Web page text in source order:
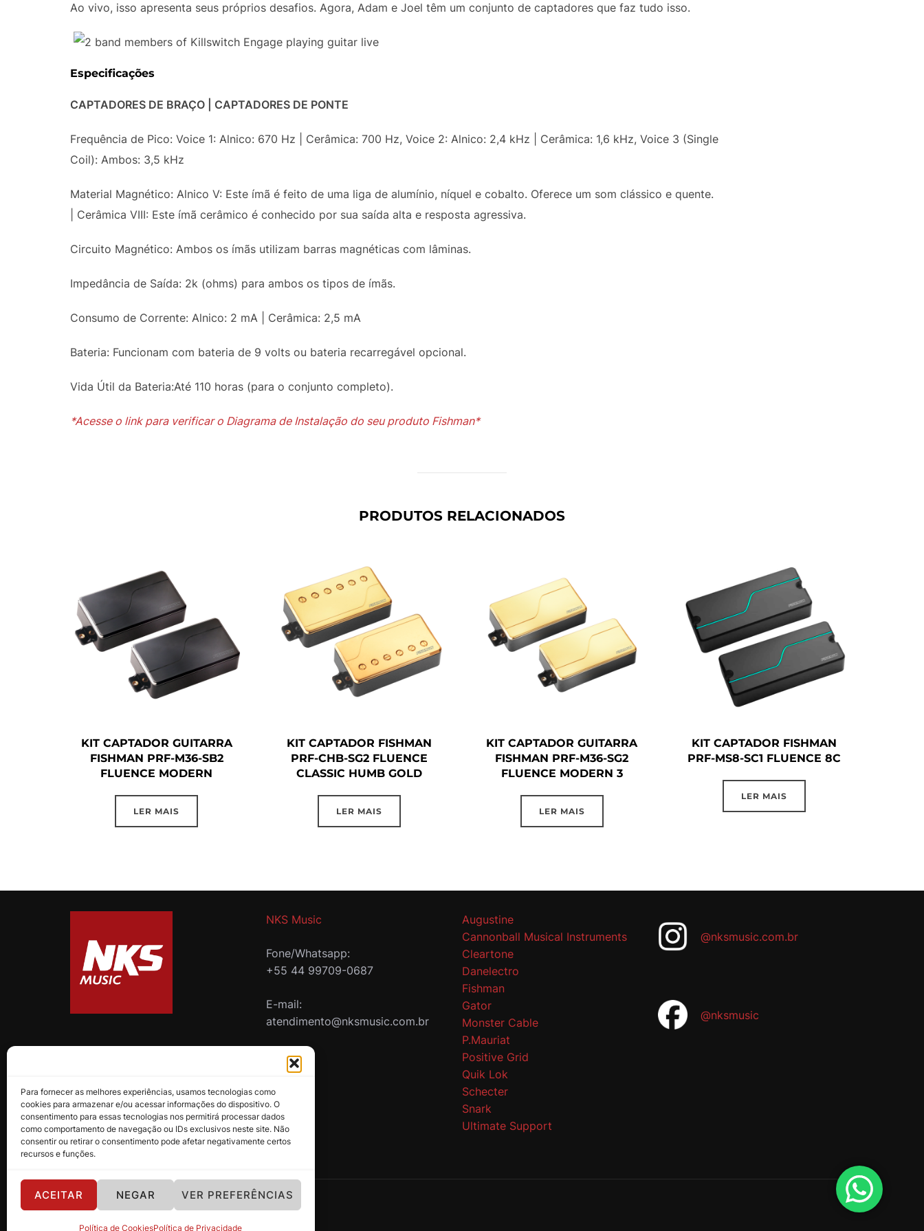
Para fornecer as melhores experiências, usamos tecnologias como
cookies para armazenar e/ou acessar informações do dispositivo. O
consentimento para essas tecnologias nos permitirá processar dados
como comportamento de navegação ou IDs exclusivos neste site. Não
consentir ou retirar o consentimento pode afetar negativamente certos
recursos e funções.
ACEITAR NEGAR VER PREFERÊNCIAS
Política de CookiesPolítica de Privacidade
Ao vivo, isso apresenta seus próprios desafios. Agora, Adam e Joel têm um conjunto de captadores que faz tudo isso.
Especificações
CAPTADORES DE BRAÇO | CAPTADORES DE PONTE
Frequência de Pico: Voice 1: Alnico: 670 Hz | Cerâmica: 700 Hz, Voice 2: Alnico: 2,4 kHz | Cerâmica: 1,6 kHz, Voice 3 (Single
Coil): Ambos: 3,5 kHz
Material Magnético: Alnico V: Este ímã é feito de uma liga de alumínio, níquel e cobalto. Oferece um som clássico e quente.
| Cerâmica VIII: Este ímã cerâmico é conhecido por sua saída alta e resposta agressiva.
Circuito Magnético: Ambos os ímãs utilizam barras magnéticas com lâminas.
Impedância de Saída: 2k (ohms) para ambos os tipos de ímãs.
Consumo de Corrente: Alnico: 2 mA | Cerâmica: 2,5 mA
Bateria: Funcionam com bateria de 9 volts ou bateria recarregável opcional.
Vida Útil da Bateria:Até 110 horas (para o conjunto completo).
*Acesse o link para verificar o Diagrama de Instalação do seu produto Fishman*
PRODUTOS RELACIONADOS
KIT CAPTADOR GUITARRA
FISHMAN PRF-M36-SB2
FLUENCE MODERN
LER MAIS
KIT CAPTADOR FISHMAN
PRF-CHB-SG2 FLUENCE
CLASSIC HUMB GOLD
LER MAIS
KIT CAPTADOR GUITARRA
FISHMAN PRF-M36-SG2
FLUENCE MODERN 3
LER MAIS
KIT CAPTADOR FISHMAN
PRF-MS8-SC1 FLUENCE 8C
LER MAIS
NKS Music
Fone/Whatsapp:
+55 44 99709-0687
E-mail:
atendimento@nksmusic.com.br
Augustine
Cannonball Musical Instruments
Cleartone
Danelectro
Fishman
Gator
Monster Cable
P.Mauriat
Positive Grid
Quik Lok
Schecter
Snark
Ultimate Support
@nksmusic.com.br
@nksmusic
Política de Privacidade